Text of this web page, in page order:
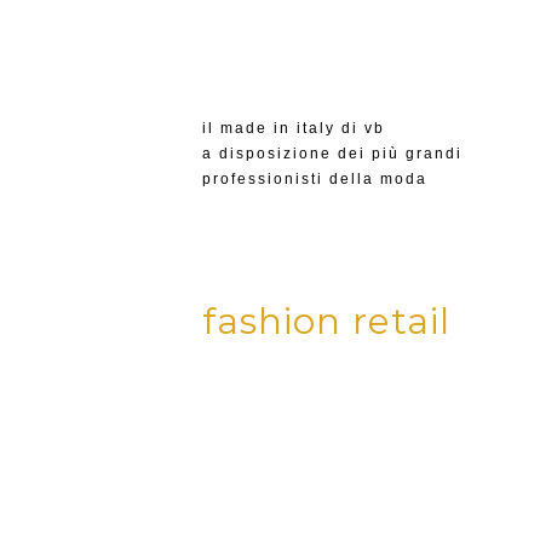
il made in italy di vb
a disposizione dei più grandi
professionisti della moda
fashion retail